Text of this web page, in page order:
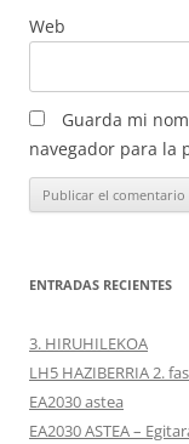
Web
Guarda mi
navegador para la
ENTRADAS RECIENTES
3. HIRUHILEKOA
LH5 HAZIBERRIA 2.
EA2030 astea
EA2030 ASTEA –